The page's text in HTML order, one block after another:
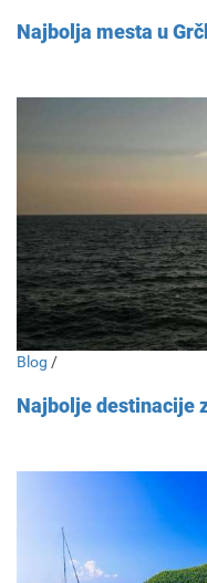
Najbolja mesta u
Blog /
Najbolje destinacije